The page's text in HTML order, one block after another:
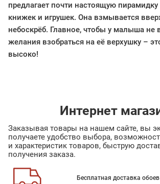
предлагает почти настоящую пирамидку
книжек и игрушек. Она взмывается
небоскрёб. Главное, чтобы у малыша не
желания взобраться на её верхушку –
высоко!
Интернет
Заказывая товары на нашем сайте, вы
получаете удобство выбора,
и характеристик товаров, быструю
получения заказа.
Бесплатная доставка